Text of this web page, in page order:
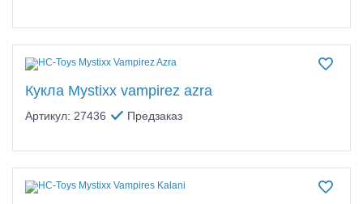
Кукла Mystixx vampirez azra
Артикул: 27436 Предзаказ